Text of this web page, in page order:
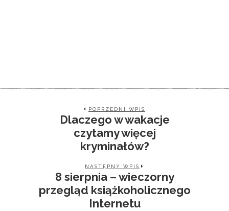
POPRZEDNI WPIS
Dlaczego w wakacje
czytamy więcej
kryminałów?
NASTĘPNY WPIS
8 sierpnia – wieczorny
przegląd książkoholicznego
Internetu